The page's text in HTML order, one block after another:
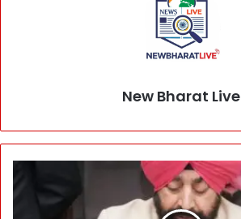
New Bharat Live